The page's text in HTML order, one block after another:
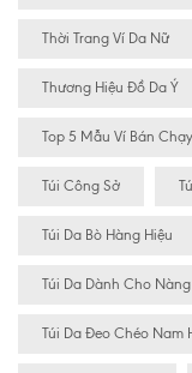
Thời Trang Ví Da Nữ
Thương Hiệu Đồ Da Ý
Top 5 Mẫu Ví Bán
Túi Công Sở
Túi Da Bò Hàng Hiệu
Túi Da Dành Cho
Túi Da Đeo Chéo Nam